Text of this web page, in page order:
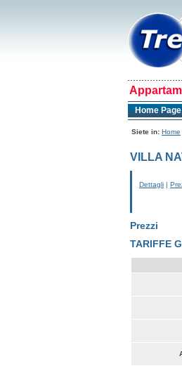
Home Page
Siete in: Home
VILLA
Dettagli |
Prezzi
TARIFFE